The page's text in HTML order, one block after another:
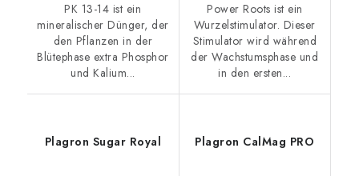
PK 13-14 ist ein
mineralischer Dünger, der
den Pflanzen in der
Blütephase extra Phosphor
und Kalium...
Power Roots ist ein
Wurzelstimulator. Dieser
Stimulator wird während
der Wachstumsphase und
in den ersten...
Plagron Sugar Royal Plagron CalMag PRO